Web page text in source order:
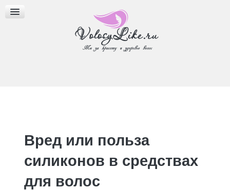
МАСЛА ДЛЯ ВОЛОС
Вред или польза
силиконов в средствах
для волос